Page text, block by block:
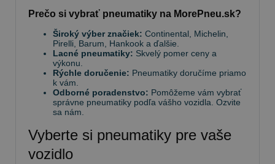
Prečo si vybrať pneumatiky na MorePneu.sk?
Široký výber značiek: Continental, Michelin,
Pirelli, Barum, Hankook a ďalšie.
Lacné pneumatiky: Skvelý pomer ceny a
výkonu.
Rýchle doručenie: Pneumatiky doručíme priamo
k vám.
Odborné poradenstvo: Pomôžeme vám vybrať
správne pneumatiky podľa vášho vozidla. Ozvite
sa nám.
Vyberte si pneumatiky pre vaše
vozidlo